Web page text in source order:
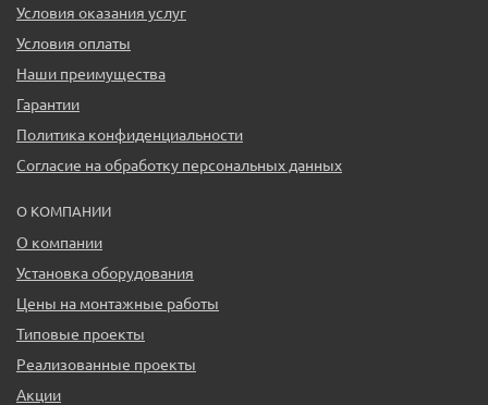
Условия оказания услуг
Условия оплаты
Наши преимущества
Гарантии
Политика конфиденциальности
Согласие на обработку персональных данных
О КОМПАНИИ
О компании
Установка оборудования
Цены на монтажные работы
Типовые проекты
Реализованные проекты
Акции